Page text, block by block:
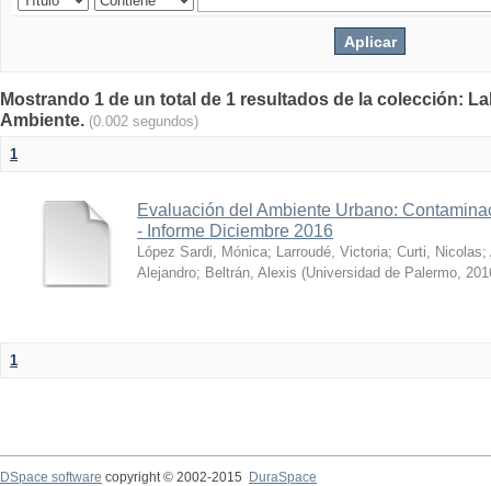
Mostrando 1 de un total de 1 resultados de la colección:
Ambiente. (0.002 segundos)
1
Evaluación del Ambiente Urbano:
- Informe Diciembre 2016
López Sardi, Mónica; Larroudé, Victoria; Curti, Nicolas;
Alejandro; Beltrán, Alexis (Universidad de Palermo,
1
DSpace software copyright © 2002-2015
DuraSpace